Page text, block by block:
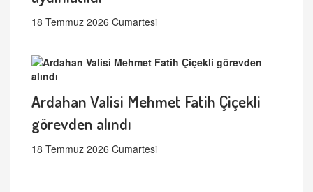
18 Temmuz 2026 Cumartesi
Ardahan Valisi Mehmet Fatih Çiçekli
görevden alındı
18 Temmuz 2026 Cumartesi